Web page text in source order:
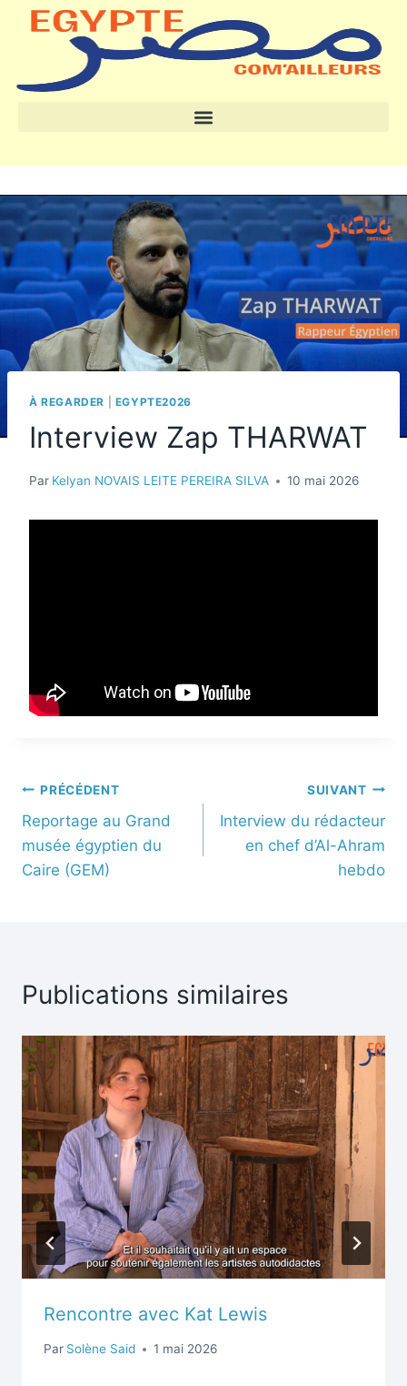
À REGARDER EGYPTE2026
Interview Zap THARWAT
Par Kelyan NOVAIS LEITE PEREIRA SILVA 10 mai 2026
PRÉCÉDENT
Reportage au Grand
musée égyptien du
Caire (GEM)
SUIVANT
Interview du rédacteur
en chef d’Al-Ahram
hebdo
Publications similaires
Rencontre avec Kat Lewis
Par Solène Said 1 mai 2026